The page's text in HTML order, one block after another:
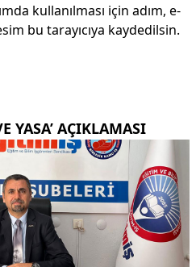
kullanılması için adım, e-
bu tarayıcıya kaydedilsin.
YASA’ AÇIKLAMASI